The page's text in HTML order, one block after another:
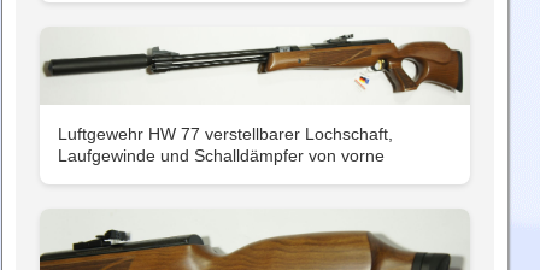
Luftgewehr HW 77 verstellbarer Lochschaft,
Laufgewinde und Schalldämpfer von vorne